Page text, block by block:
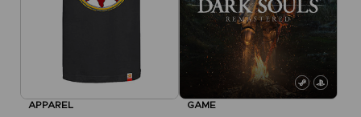
APPAREL GAME